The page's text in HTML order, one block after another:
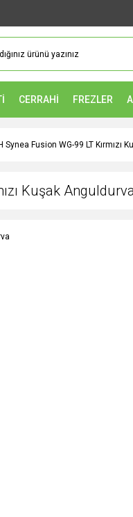
CERRAHİ FREZLER
Synea Fusion WG-99 LT Kırmızı
Kuşak